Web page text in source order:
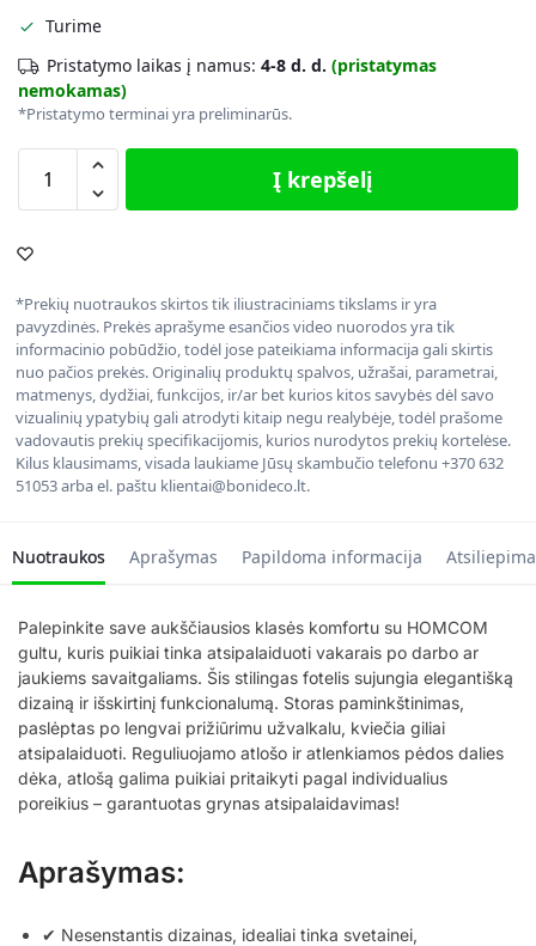
Turime
Pristatymo laikas į namus: 4-8 d. d. (pristatymas
nemokamas)
*Pristatymo terminai yra preliminarūs.
Į krepšelį
*Prekių nuotraukos skirtos tik iliustraciniams tikslams ir yra
pavyzdinės. Prekės aprašyme esančios video nuorodos yra tik
informacinio pobūdžio, todėl jose pateikiama informacija gali skirtis
nuo pačios prekės. Originalių produktų spalvos, užrašai, parametrai,
matmenys, dydžiai, funkcijos, ir/ar bet kurios kitos savybės dėl savo
vizualinių ypatybių gali atrodyti kitaip negu realybėje, todėl prašome
vadovautis prekių specifikacijomis, kurios nurodytos prekių kortelėse.
Kilus klausimams, visada laukiame Jūsų skambučio telefonu +370 632
51053 arba el. paštu klientai@bonideco.lt.
Nuotraukos Aprašymas Papildoma informacija
Palepinkite save aukščiausios klasės komfortu su HOMCOM
gultu, kuris puikiai tinka atsipalaiduoti vakarais po darbo ar
jaukiems savaitgaliams. Šis stilingas fotelis sujungia elegantišką
dizainą ir išskirtinį funkcionalumą. Storas paminkštinimas,
paslėptas po lengvai prižiūrimu užvalkalu, kviečia giliai
atsipalaiduoti. Reguliuojamo atlošo ir atlenkiamos pėdos dalies
dėka, atlošą galima puikiai pritaikyti pagal individualius
poreikius – garantuotas grynas atsipalaidavimas!
Aprašymas:
✔ Nesenstantis dizainas, idealiai tinka svetainei,